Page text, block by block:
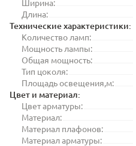
Ширина:
Длина:
Технические характеристики:
Количество ламп:
Мощность лампы:
Общая мощность:
Тип цоколя:
Площадь освещения,м:
Цвет и материал:
Цвет арматуры:
Материал:
Материал плафонов:
Материал арматуры: